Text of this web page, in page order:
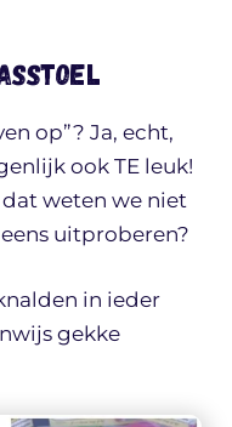
op”? Ja, echt,
ook TE leuk!
weten we niet
uitproberen?
in ieder
gekke